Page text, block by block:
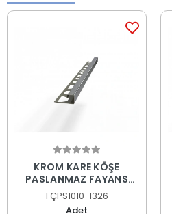
KROM KARE KÖŞE
PASLANMAZ FAYANS
PROFİLİ
FÇPS1010-1326
Adet